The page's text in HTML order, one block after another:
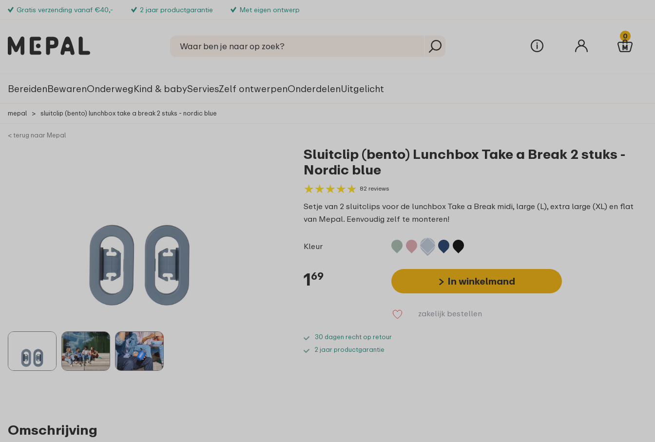
Gratis verzending vanaf €40,- 2 jaar productgarantie Met eigen ontwerp
0
BereidenBewarenOnderwegKind & babyServiesZelf ontwerpenOnderdelenUitgelicht
mepal > sluitclip (bento) lunchbox take a break 2 stuks - nordic blue
< terug naar Mepal
Sluitclip (bento) Lunchbox Take a Break 2 stuks -
Nordic blue
★★★★★
★★★★★ 82 reviews
Setje van 2 sluitclips voor de lunchbox Take a Break midi, large (L), extra large (XL) en flat
van Mepal. Eenvoudig zelf te monteren!
Kleur
169 In winkelmand
zakelijk bestellen
30 dagen recht op retour
2 jaar productgarantie
Omschrijving